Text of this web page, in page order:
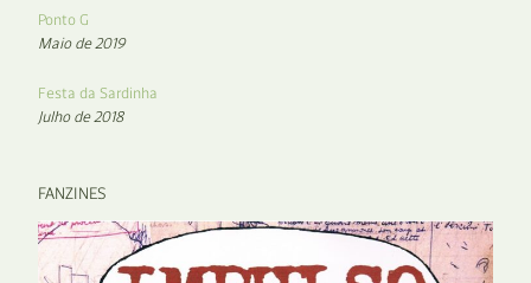
Ponto G
Maio de 2019
Festa da Sardinha
Julho de 2018
FANZINES